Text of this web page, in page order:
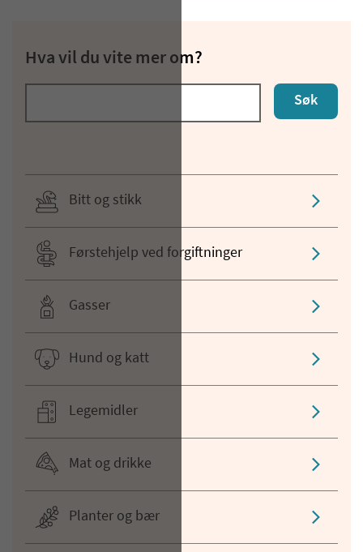
Hva vil du vite mer om?
Søk
Bitt og stikk
Førstehjelp ved forgiftninger
Gasser
Hund og katt
Legemidler
Mat og drikke
Planter og bær